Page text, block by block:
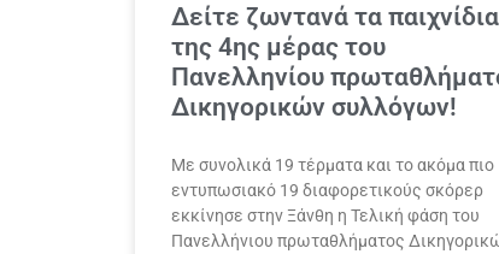
Δείτε ζωντανά τα παιχνίδια
της 4ης μέρας του
Πανελληνίου
Δικηγορικών συλλόγων!
Με συνολικά 19 τέρματα και το ακόμα πιο
εντυπωσιακό 19 διαφορετικούς σκόρερ
εκκίνησε στην Ξάνθη η Τελική φάση του
Πανελλήνιου πρωταθλήματος